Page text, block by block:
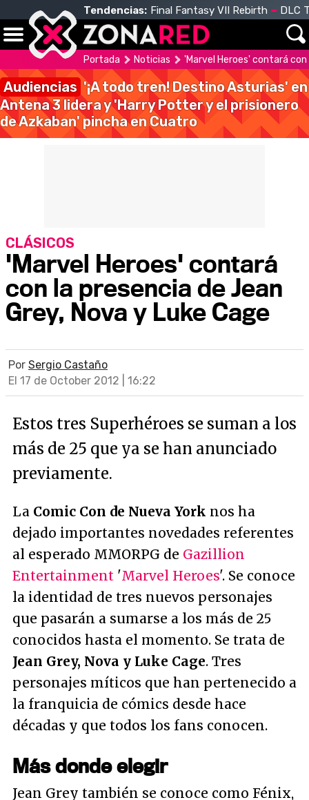
Tendencias: Final Fantasy VII Rebirth DLC
Portada Noticias 'Marvel Heroes' contará con
Audiencias '¡A todo tren! Destino Asturias' en
Antena 3 lidera y 'Harry Potter y el prisionero
de Azkaban' pincha en Cuatro
'Marvel Heroes' contará
con la presencia de Jean
Grey, Nova y Luke Cage
CLÁSICOS
Por Sergio Castaño
El 17 de October 2012 | 16:22
Estos tres Superhéroes se suman a los
más de 25 que ya se han anunciado
previamente.
La Comic Con de Nueva York nos ha
dejado importantes novedades referentes
al esperado MMORPG de Gazillion
Entertainment 'Marvel Heroes'. Se conoce
la identidad de tres nuevos personajes
que pasarán a sumarse a los más de 25
conocidos hasta el momento. Se trata de
Jean Grey, Nova y Luke Cage. Tres
personajes míticos que han pertenecido a
la franquicia de cómics desde hace
décadas y que todos los fans conocen.
Más donde elegir
Jean Grey también se conoce como Fénix,